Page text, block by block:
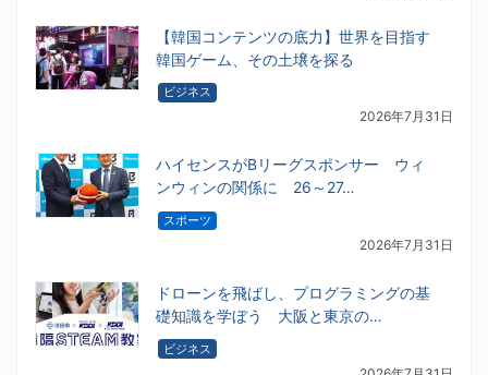
【韓国コンテンツの底力】世界を目指す
韓国ゲーム、その土壌を探る
ビジネス
2026年7月31日
ハイセンスがBリーグスポンサー ウィ
ンウィンの関係に 26～27…
スポーツ
2026年7月31日
ドローンを飛ばし、プログラミングの基
礎知識を学ぼう 大阪と東京の…
ビジネス